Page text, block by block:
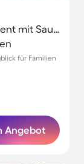
Familienfreundliches tolles Apartment mit Sauna | Bergblick | Haustierfreundlich
für Familien
Angebot